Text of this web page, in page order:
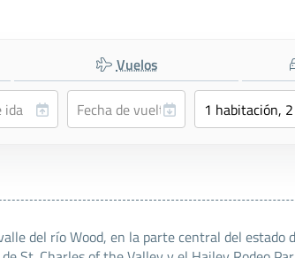
Vuelos
del río Wood, en la parte central del estado